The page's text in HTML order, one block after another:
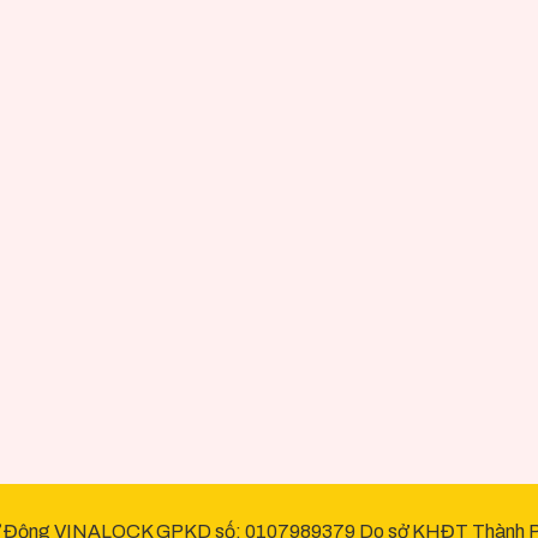
VINALOCK GPKD số: 0107989379 Do sở KHĐT Thành